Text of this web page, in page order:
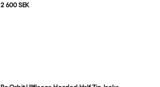
Pris:
2 600 SEK